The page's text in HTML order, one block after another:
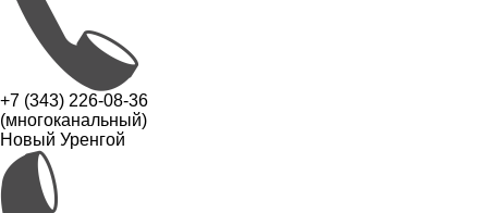
+7 (343) 226-08-36
(многоканальный)
Новый Уренгой